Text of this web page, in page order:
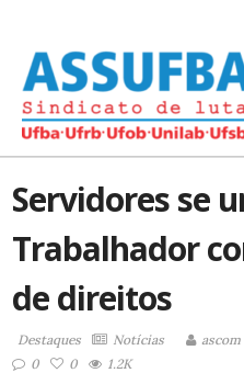
Servidores se
Trabalhador
de direitos
Destaques Notícias ascom
0
0 1.2K